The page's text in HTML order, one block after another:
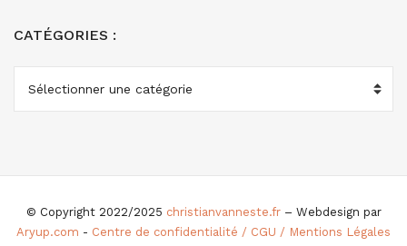
CATÉGORIES :
CATÉGORIES
© Copyright 2022/2025 christianvanneste.fr– Webdesign par
Aryup.com - Centre de confidentialité / CGU / Mentions Légales